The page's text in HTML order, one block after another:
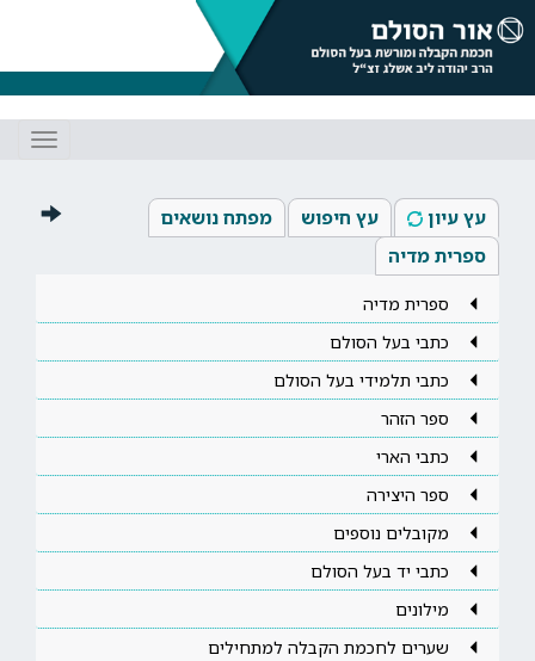
עץ עיון עץ חיפוש
מפתח נושאים
ספרית מדיה
ספרית מדיה
כתבי בעל הסולם
כתבי תלמידי בעל הסולם
ספר הזהר
כתבי הארי
ספר היצירה
מקובלים נוספים
כתבי יד בעל הסולם
מילונים
שערים לחכמת הקבלה למתחילים